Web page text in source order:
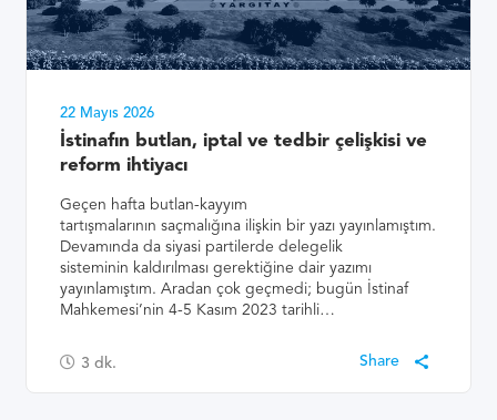
22 Mayıs 2026
İstinafın butlan, iptal ve tedbir çelişkisi ve
reform ihtiyacı
Geçen hafta butlan-kayyım
tartışmalarının saçmalığına ilişkin bir yazı yayınlamıştım.
Devamında da siyasi partilerde delegelik
sisteminin kaldırılması gerektiğine dair yazımı
yayınlamıştım. Aradan çok geçmedi; bugün İstinaf
Mahkemesi’nin 4-5 Kasım 2023 tarihli…
3 dk.